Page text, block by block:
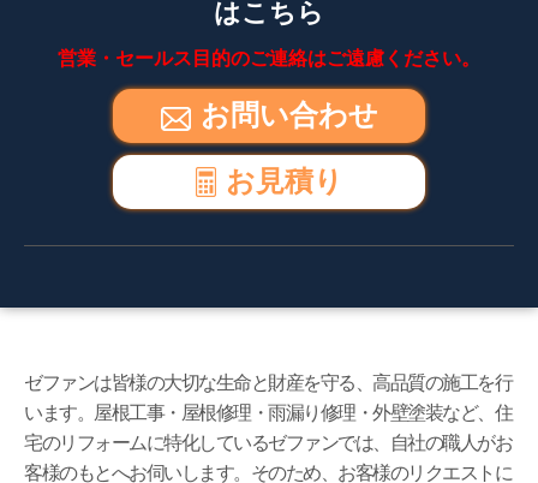
はこちら
営業・セールス目的のご連絡はご遠慮ください。
お問い合わせ
お見積り
ゼファンは皆様の大切な生命と財産を守る、高品質の施工を行
います。屋根工事・屋根修理・雨漏り修理・外壁塗装など、住
宅のリフォームに特化しているゼファンでは、自社の職人がお
客様のもとへお伺いします。そのため、お客様のリクエストに